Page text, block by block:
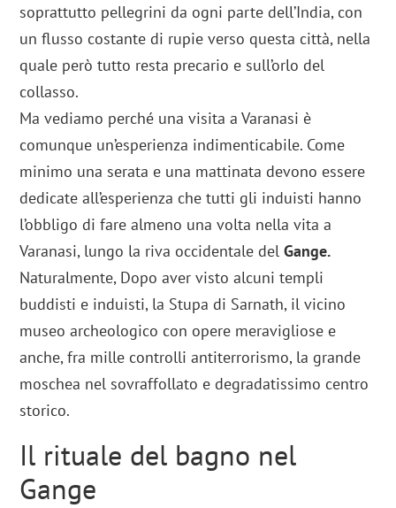
soprattutto pellegrini da ogni parte dell’India, con
un flusso costante di rupie verso questa città, nella
quale però tutto resta precario e sull’orlo del
collasso.
Ma vediamo perché una visita a Varanasi è
comunque un’esperienza indimenticabile. Come
minimo una serata e una mattinata devono essere
dedicate all’esperienza che tutti gli induisti hanno
l’obbligo di fare almeno una volta nella vita a
Varanasi, lungo la riva occidentale delGange.
Naturalmente, Dopo aver visto alcuni templi
buddisti e induisti, la Stupa di Sarnath, il vicino
museo archeologico con opere meravigliose e
anche, fra mille controlli antiterrorismo, la grande
moschea nel sovraffollato e degradatissimo centro
storico.
Il rituale del bagno nel
Gange